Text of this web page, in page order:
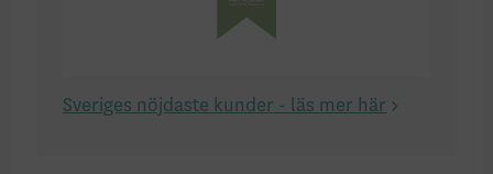
Sveriges nöjdaste kunder - läs mer här